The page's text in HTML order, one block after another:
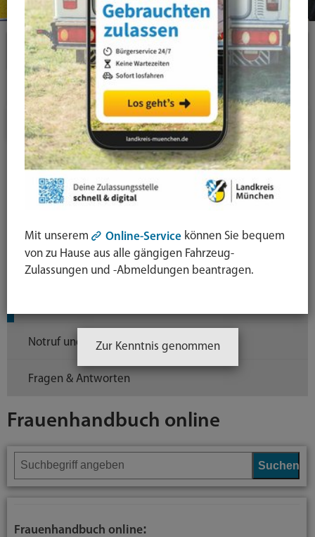
Frauenhandbuch online
Suchen
Frauenhandbuch online:
Themen
Inklusion
Gleichstellung der Geschlechter
Aufgaben der Gleichstellungsstelle
Gesetzlicher Auftrag
Beratungsgrundsätze
Projekte und Aktionen
Notruf und Hilfen
Fragen & Antworten
Mit unserem Online-Service können Sie bequem
von zu Hause aus alle gängigen Fahrzeug-
Zulassungen und -Abmeldungen beantragen.
Zur Kenntnis genommen